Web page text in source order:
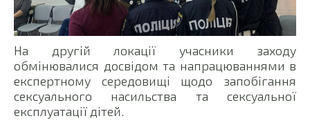
На другій локації учасники заходу
обмінювалися досвідом та напрацюваннями в
експертному середовищі щодо запобігання
сексуального насильства та сексуальної
експлуатації дітей.